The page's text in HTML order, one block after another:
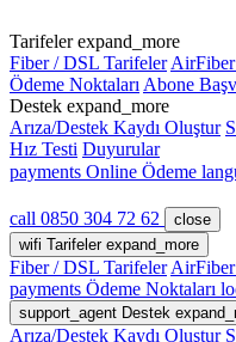
Tarifelerexpand_more
Fiber / DSL Tarifeler
Ödeme Noktaları Abone
Destek expand_more
Arıza/Destek Kaydı Oluştur
Hız Testi Duyurular
payments Online Ödeme
call 0850 304 72 62
close
wifi Tarifeler expand_more
Fiber / DSL Tarifeler
payments Ödeme Noktaları
support_agent Destek
Arıza/Destek Kaydı Oluştur